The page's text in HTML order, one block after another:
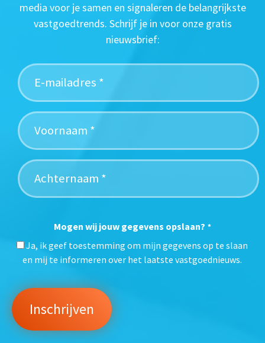
media voor je samen en signaleren de belangrijkste
vastgoedtrends. Schrijf je in voor onze gratis
nieuwsbrief:
Mogen wij jouw gegevens opslaan? *
Ja, ik geef toestemming om mijn gegevens op te slaan
en mij te informeren over het laatste vastgoednieuws.